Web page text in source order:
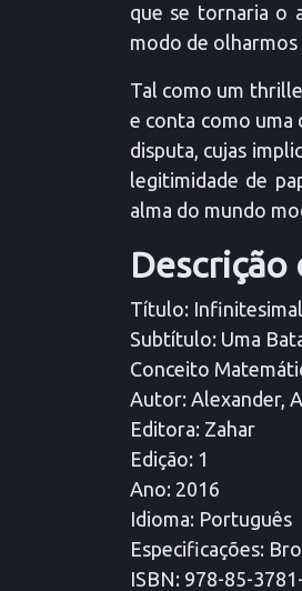
que se tornaria o
modo de olharmos
Tal como um
e conta como uma
disputa, cujas
legitimidade de
alma do mundo
Título: Infinitesimal
Subtítulo: Uma
Conceito
Autor: Alexander,
Editora: Zahar
Edição: 1
Ano: 2016
Idioma: Português
Especificações:
ISBN: 978-85-